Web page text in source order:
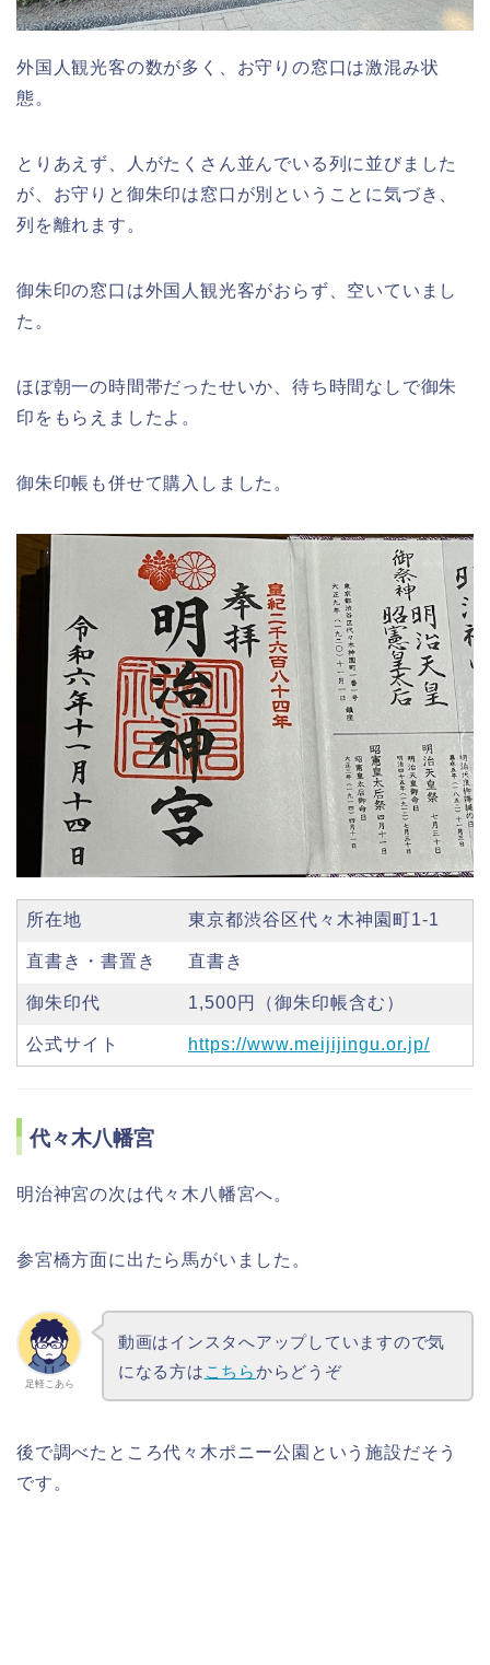
外国人観光客の数が多く、お守りの窓口は激混み状
態。
とりあえず、人がたくさん並んでいる列に並びました
が、お守りと御朱印は窓口が別ということに気づき、
列を離れます。
御朱印の窓口は外国人観光客がおらず、空いていまし
た。
ほぼ朝一の時間帯だったせいか、待ち時間なしで御朱
印をもらえましたよ。
御朱印帳も併せて購入しました。
所在地 東京都渋谷区代々木神園町1-1
直書き・書置き 直書き
御朱印代 1,500円（御朱印帳含む）
公式サイト https://www.meijijingu.or.jp/
代々木八幡宮
明治神宮の次は代々木八幡宮へ。
参宮橋方面に出たら馬がいました。
足軽こあら
動画はインスタへアップしていますので気
になる方は こちらからどうぞ
後で調べたところ代々木ポニー公園という施設だそう
です。